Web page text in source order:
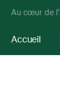
Au cœur de
Accueil